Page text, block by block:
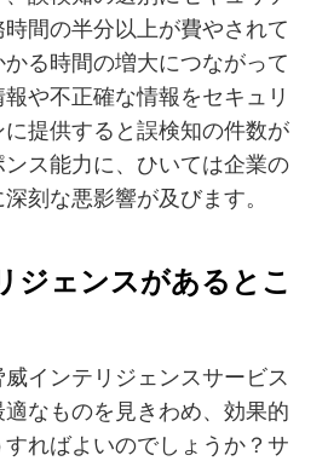
間の半分以上が費やされて
る時間の増大につながって
や不正確な情報をセキュリ
提供すると誤検知の件数が
ス能力に、ひいては企業の
刻な悪影響が及びます。
ジェンスがあるとこ
インテリジェンスサービス
なものを見きわめ、効果的
ればよいのでしょうか？サ